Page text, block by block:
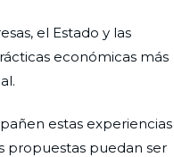
el Estado y las
económicas más
estas experiencias
propuestas puedan ser